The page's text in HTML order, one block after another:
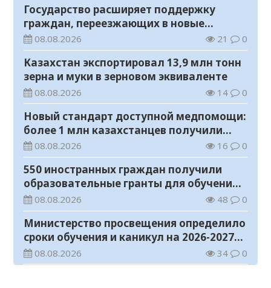
Государство расширяет поддержку
граждан, переезжающих в новые
регионы для работы
08.08.2026 21 0
Казахстан экспортировал 13,9 млн тонн
зерна и муки в зерновом эквиваленте
08.08.2026 14 0
Новый стандарт доступной медпомощи:
более 1 млн казахстанцев получили
телемедицинские услуги
08.08.2026 16 0
550 иностранных граждан получили
образовательные гранты для обучения в
Казахстане
08.08.2026 48 0
Министерство просвещения определило
сроки обучения и каникул на 2026-2027
учебный год
08.08.2026 34 0